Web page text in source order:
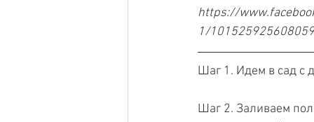
https://
1/
Шаг 1. Идем в сад с
Шаг 2. Заливаем